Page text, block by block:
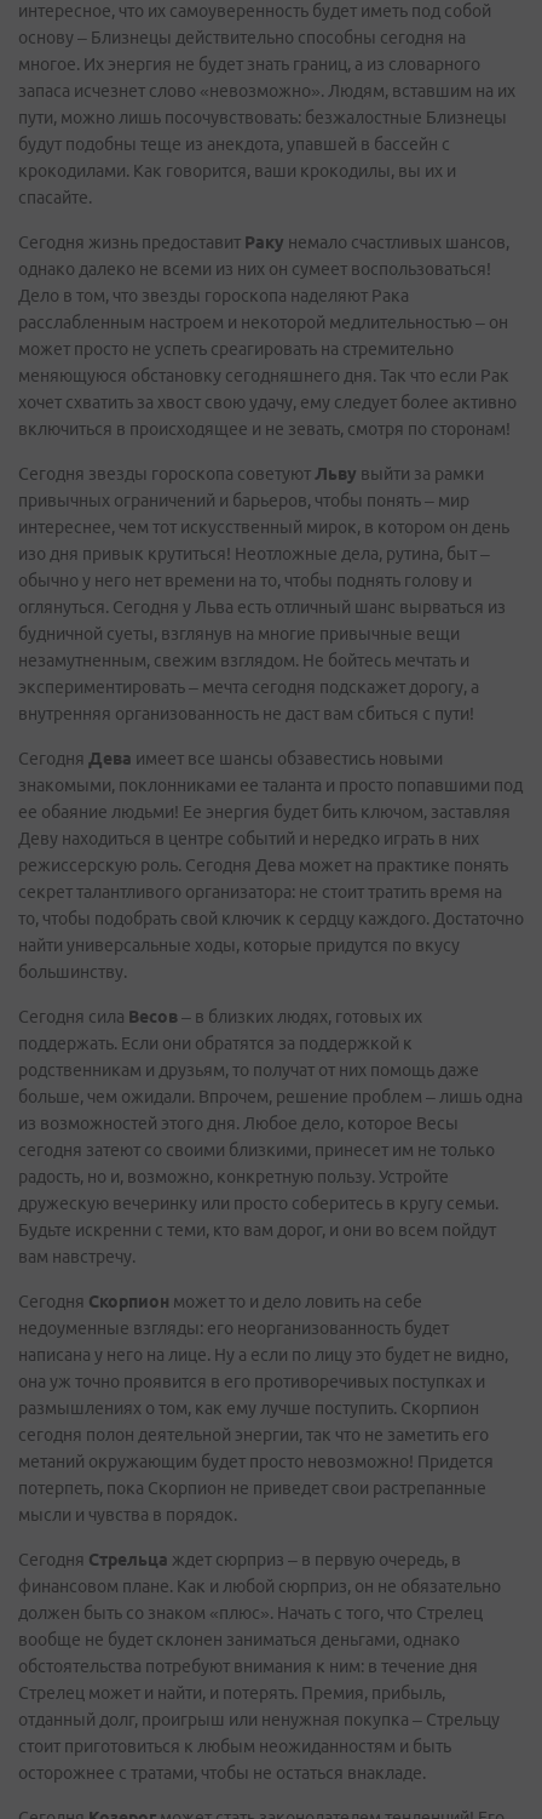
интересное, что их самоуверенность будет иметь под собой
основу – Близнецы действительно способны сегодня на
многое. Их энергия не будет знать границ, а из словарного
запаса исчезнет слово «невозможно». Людям, вставшим на их
пути, можно лишь посочувствовать: безжалостные Близнецы
будут подобны теще из анекдота, упавшей в бассейн с
крокодилами. Как говорится, ваши крокодилы, вы их и
спасайте.
Сегодня жизнь предоставит Раку немало счастливых шансов,
однако далеко не всеми из них он сумеет воспользоваться!
Дело в том, что звезды гороскопа наделяют Рака
расслабленным настроем и некоторой медлительностью – он
может просто не успеть среагировать на стремительно
меняющуюся обстановку сегодняшнего дня. Так что если Рак
хочет схватить за хвост свою удачу, ему следует более активно
включиться в происходящее и не зевать, смотря по сторонам!
Сегодня звезды гороскопа советуютЛьву выйти за рамки
привычных ограничений и барьеров, чтобы понять – мир
интереснее, чем тот искусственный мирок, в котором он день
изо дня привык крутиться! Неотложные дела, рутина, быт –
обычно у него нет времени на то, чтобы поднять голову и
оглянуться. Сегодня у Льва есть отличный шанс вырваться из
будничной суеты, взглянув на многие привычные вещи
незамутненным, свежим взглядом. Не бойтесь мечтать и
экспериментировать – мечта сегодня подскажет дорогу, а
внутренняя организованность не даст вам сбиться с пути!
Сегодня Дева имеет все шансы обзавестись новыми
знакомыми, поклонниками ее таланта и просто попавшими под
ее обаяние людьми! Ее энергия будет бить ключом, заставляя
Деву находиться в центре событий и нередко играть в них
режиссерскую роль. Сегодня Дева может на практике понять
секрет талантливого организатора: не стоит тратить время на
то, чтобы подобрать свой ключик к сердцу каждого. Достаточно
найти универсальные ходы, которые придутся по вкусу
большинству.
Сегодня сила Весов– в близких людях, готовых их
поддержать. Если они обратятся за поддержкой к
родственникам и друзьям, то получат от них помощь даже
больше, чем ожидали. Впрочем, решение проблем – лишь одна
из возможностей этого дня. Любое дело, которое Весы
сегодня затеют со своими близкими, принесет им не только
радость, но и, возможно, конкретную пользу. Устройте
дружескую вечеринку или просто соберитесь в кругу семьи.
Будьте искренни с теми, кто вам дорог, и они во всем пойдут
вам навстречу.
Сегодня Скорпион может то и дело ловить на себе
недоуменные взгляды: его неорганизованность будет
написана у него на лице. Ну а если по лицу это будет не видно,
она уж точно проявится в его противоречивых поступках и
размышлениях о том, как ему лучше поступить. Скорпион
сегодня полон деятельной энергии, так что не заметить его
метаний окружающим будет просто невозможно! Придется
потерпеть, пока Скорпион не приведет свои растрепанные
мысли и чувства в порядок.
Сегодня Стрельца ждет сюрприз – в первую очередь, в
финансовом плане. Как и любой сюрприз, он не обязательно
должен быть со знаком «плюс». Начать с того, что Стрелец
вообще не будет склонен заниматься деньгами, однако
обстоятельства потребуют внимания к ним: в течение дня
Стрелец может и найти, и потерять. Премия, прибыль,
отданный долг, проигрыш или ненужная покупка – Стрельцу
стоит приготовиться к любым неожиданностям и быть
осторожнее с тратами, чтобы не остаться внакладе.